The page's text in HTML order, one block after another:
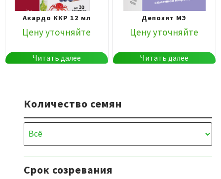
Акардо ККР 12 мл
Цену уточняйте
Читать далее
Депозит МЭ
Цену уточняйте
Читать далее
Количество семян
Срок созревания